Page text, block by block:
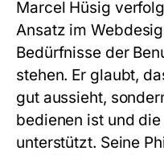
Marcel Hüsig
Ansatz im
Bedürfnisse der
stehen. Er glaubt,
gut aussieht,
bedienen ist und
unterstützt. Seine